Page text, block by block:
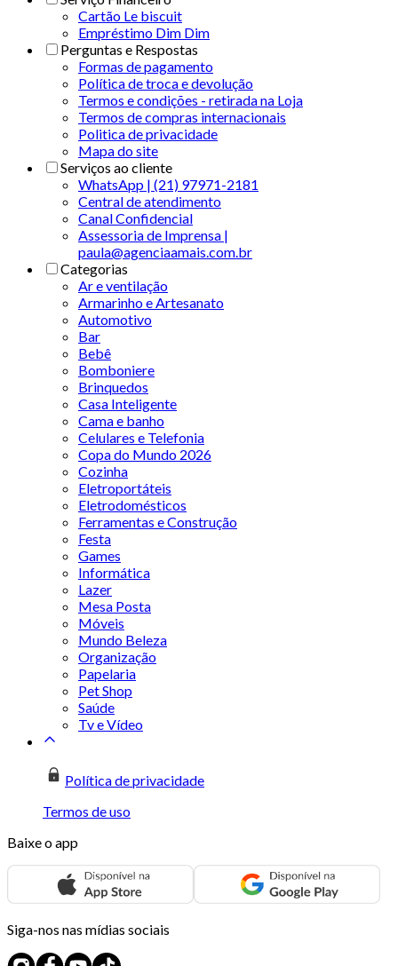
Cartão Le biscuit
Empréstimo Dim Dim
Perguntas e Respostas
Formas de pagamento
Política de troca e devolução
Termos e condições - retirada na Loja
Termos de compras internacionais
Politica de privacidade
Mapa do site
Serviços ao cliente
WhatsApp | (21) 97971-2181
Central de atendimento
Canal Confidencial
Assessoria de Imprensa |
paula@agenciaamais.com.br
Categorias
Ar e ventilação
Armarinho e Artesanato
Automotivo
Bar
Bebê
Bomboniere
Brinquedos
Casa Inteligente
Cama e banho
Celulares e Telefonia
Copa do Mundo 2026
Cozinha
Eletroportáteis
Eletrodomésticos
Ferramentas e Construção
Festa
Games
Informática
Lazer
Mesa Posta
Móveis
Mundo Beleza
Organização
Papelaria
Pet Shop
Saúde
Tv e Vídeo
Política de privacidade
Termos de uso
Baixe o app
Siga-nos nas mídias sociais